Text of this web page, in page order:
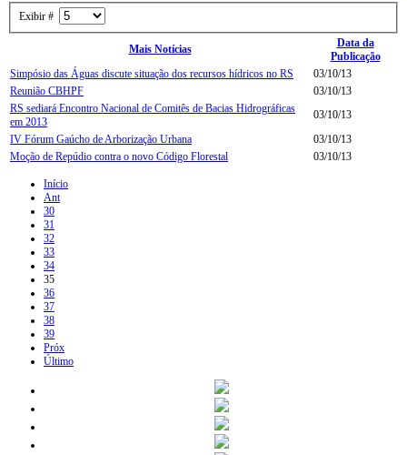
Exibir #
Mais Notícias
Data da
Publicação
Simpósio das Águas discute situação dos recursos hídricos no RS
03/10/13
Reunião CBHPF
03/10/13
RS sediará Encontro Nacional de Comitês de Bacias Hidrográficas
em 2013
03/10/13
IV Fórum Gaúcho de Arborização Urbana
03/10/13
Moção de Repúdio contra o novo Código Florestal
03/10/13
Início
Ant
30
31
32
33
34
35
36
37
38
39
Próx
Último